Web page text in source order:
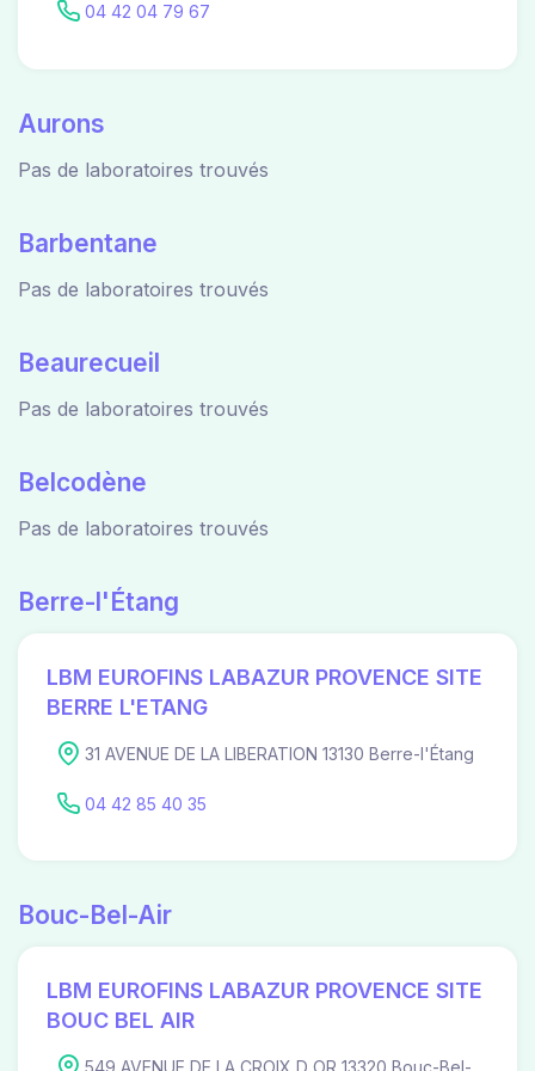
04 42 04 79 67
Aurons
Pas de laboratoires trouvés
Barbentane
Pas de laboratoires trouvés
Beaurecueil
Pas de laboratoires trouvés
Belcodène
Pas de laboratoires trouvés
Berre-l'Étang
LBM EUROFINS LABAZUR PROVENCE SITE
BERRE L'ETANG
31 AVENUE DE LA LIBERATION 13130 Berre-l'Étang
04 42 85 40 35
Bouc-Bel-Air
LBM EUROFINS LABAZUR PROVENCE SITE
BOUC BEL AIR